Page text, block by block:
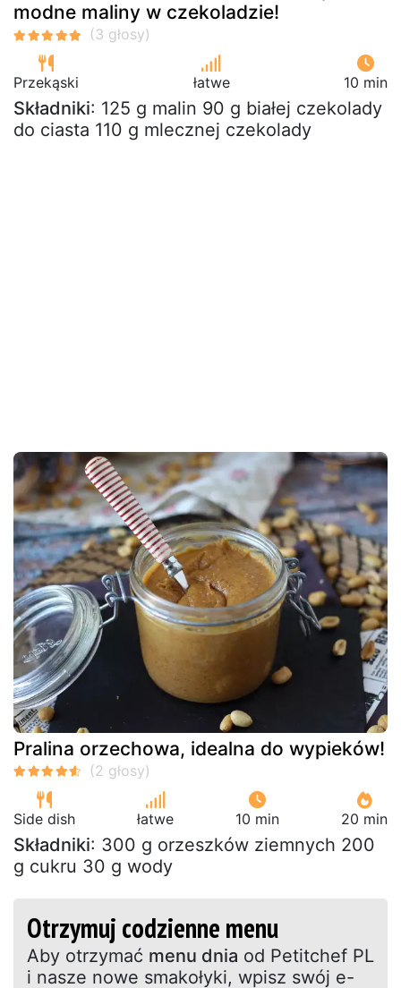
modne maliny w czekoladzie!
Przekąski łatwe 10 min
Składniki: 125 g malin 90 g białej czekolady
do ciasta 110 g mlecznej czekolady
Pralina orzechowa, idealna do wypieków!
Side dish łatwe 10 min 20 min
Składniki: 300 g orzeszków ziemnych 200
g cukru 30 g wody
Otrzymuj codzienne menu
Aby otrzymać menu dnia od Petitchef PL
i nasze nowe smakołyki, wpisz swój e-